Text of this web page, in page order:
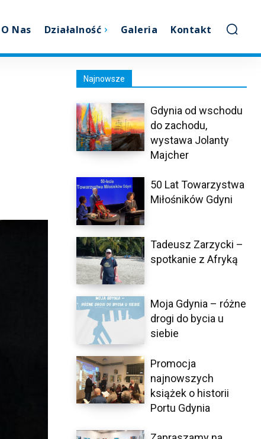
O Nas Działalność Galeria Kontakt
Najnowsze
Gdynia od wschodu
do zachodu,
wystawa Jolanty
Majcher
50 Lat Towarzystwa
Miłośników Gdyni
Tadeusz Zarzycki –
spotkanie z Afryką
Moja Gdynia – różne
drogi do bycia u
siebie
Promocja
najnowszych
książek o historii
Portu Gdynia